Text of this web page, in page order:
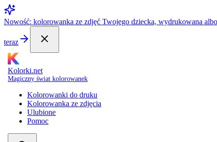
Nowość: kolorowanka ze zdjęć Twojego dziecka, wydrukowana
teraz
Kolorki.net
Magiczny świat kolorowanek
Kolorowanki do druku
Kolorowanka ze zdjęcia
Ulubione
Pomoc